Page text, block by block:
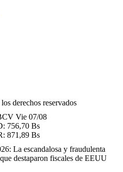
derechos reservados
Vie 07/08
756,70 Bs
871,89 Bs
La escandalosa y fraudulenta
destaparon fiscales de EEUU